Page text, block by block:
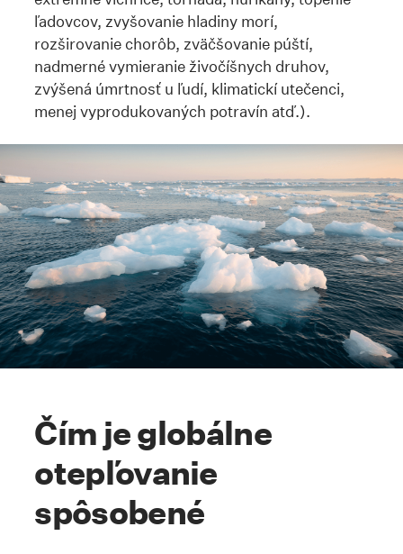
ľadovcov, zvyšovanie hladiny morí,
rozširovanie chorôb, zväčšovanie púští,
nadmerné vymieranie živočíšnych druhov,
zvýšená úmrtnosť u ľudí, klimatickí utečenci,
menej vyprodukovaných potravín atď.).
Čím je globálne
otepľovanie
spôsobené